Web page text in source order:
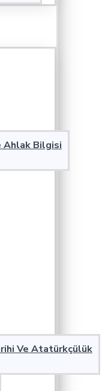
Ahlak Bilgisi
Ve Atatürkçülük